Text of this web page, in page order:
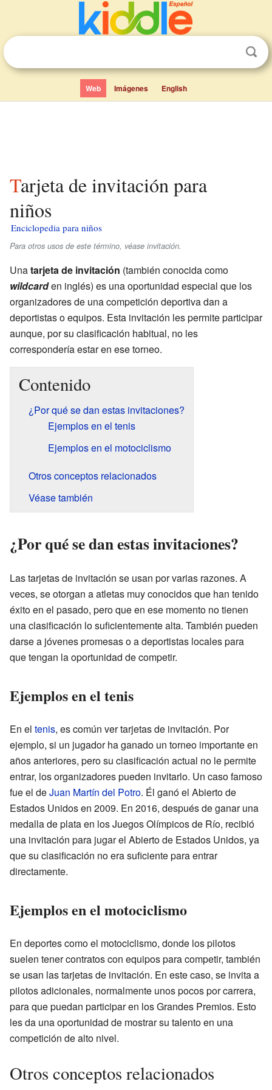
Web Imágenes English
Tarjeta de invitación para
niños
Enciclopedia para niños
Para otros usos de este término, véase invitación.
Unatarjeta de invitación (también conocida como
wildcarden inglés) es una oportunidad especial que los
organizadores de una competición deportiva dan a
deportistas o equipos. Esta invitación les permite participar
aunque, por su clasificación habitual, no les
correspondería estar en ese torneo.
Contenido
¿Por qué se dan estas invitaciones?
Ejemplos en el tenis
Ejemplos en el motociclismo
Otros conceptos relacionados
Véase también
¿Por qué se dan estas invitaciones?
Las tarjetas de invitación se usan por varias razones. A
veces, se otorgan a atletas muy conocidos que han tenido
éxito en el pasado, pero que en ese momento no tienen
una clasificación lo suficientemente alta. También pueden
darse a jóvenes promesas o a deportistas locales para
que tengan la oportunidad de competir.
Ejemplos en el tenis
En el tenis, es común ver tarjetas de invitación. Por
ejemplo, si un jugador ha ganado un torneo importante en
años anteriores, pero su clasificación actual no le permite
entrar, los organizadores pueden invitarlo. Un caso famoso
fue el deJuan Martín del Potro. Él ganó el Abierto de
Estados Unidos en 2009. En 2016, después de ganar una
medalla de plata en los Juegos Olímpicos de Río, recibió
una invitación para jugar el Abierto de Estados Unidos, ya
que su clasificación no era suficiente para entrar
directamente.
Ejemplos en el motociclismo
En deportes como el motociclismo, donde los pilotos
suelen tener contratos con equipos para competir, también
se usan las tarjetas de invitación. En este caso, se invita a
pilotos adicionales, normalmente unos pocos por carrera,
para que puedan participar en los Grandes Premios. Esto
les da una oportunidad de mostrar su talento en una
competición de alto nivel.
Otros conceptos relacionados